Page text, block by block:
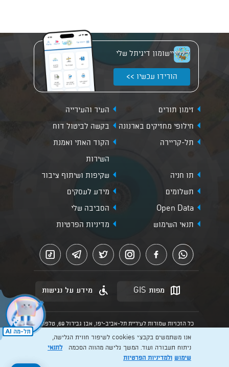
יישומון דיגיתל שלי
הורידו עכשיו >>
זימון תורים
העיר והעירייה
חילופי מחזיקים בארנונה
בקשה לביטול דוח
תל-קריירה
הקוד האתי ואמנת
השירות
תו חניה
שקיפות ושיתוף ציבור
תשלומים
מידע לעסקים
Open Data
הסביבה שלי
תנאי השימוש
מדיניות הפרטיות
מפות GIS מידע על נגישות
כל הזכויות שמורות לעיריית תל-אביב-יפו, אבן גבירול 69, טלפון:
הנוסח המחייב הוא זה הקבוע בהוראות הדין הרלוונטיות כפי שתהיינה
בתוקף מעת לעת
Created by: Layer. Digital studio
אנו משתמשים בקבצי cookies לשיפור חווית הגלישה,
ניתוח תעבורה ועוד. המשך גלישה מהווה הסכמהלתנאי
שימוש ולמדיניות הפרטיות